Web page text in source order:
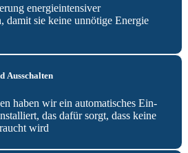
energieintensiver
damit sie keine unnötige Energie
Ausschalten
haben wir ein automatisches Ein-
das dafür sorgt, dass keine
wird